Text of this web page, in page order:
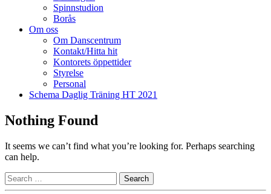
Spinnstudion
Borås
Om oss
Om Danscentrum
Kontakt/Hitta hit
Kontorets öppettider
Styrelse
Personal
Schema Daglig Träning HT 2021
Nothing Found
It seems we can’t find what you’re looking for. Perhaps searching
can help.